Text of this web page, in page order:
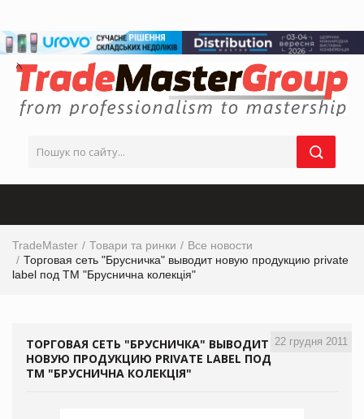
TradeMaster Товари та ринки
Все новости
Торговая сеть "Брусничка" выводит новую продукцию private
label под ТМ "Бруснична колекція"
22 грудня 2011
ТОРГОВАЯ СЕТЬ "БРУСНИЧКА" ВЫВОДИТ
НОВУЮ ПРОДУКЦИЮ PRIVATE LABEL ПОД
ТМ "БРУСНИЧНА КОЛЕКЦІЯ"